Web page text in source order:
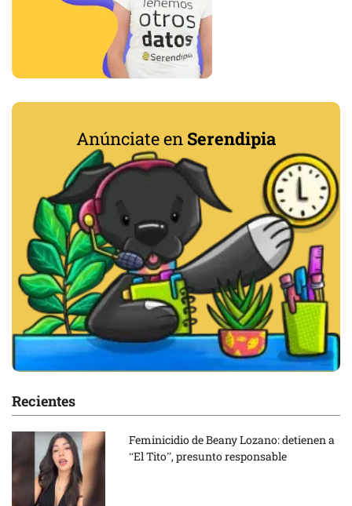
Anúnciate en Serendipia
Recientes
Feminicidio de Beany Lozano: detienen a
“El Tito”, presunto responsable